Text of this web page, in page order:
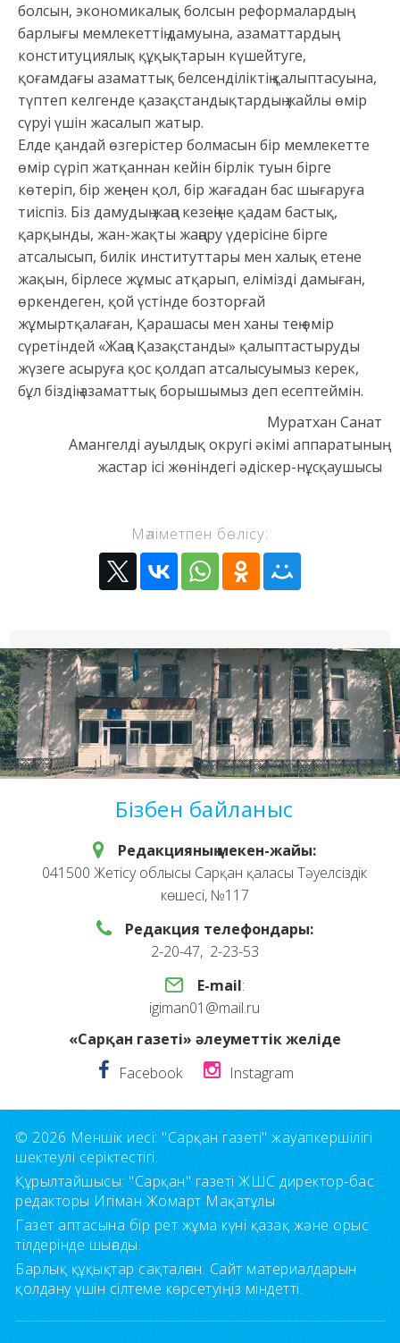
болсын, экономикалық болсын реформалардың
барлығы мемлекеттің дамуына, азаматтардың
конституциялық құқықтарын күшейтуге,
қоғамдағы азаматтық белсенділіктің қалыптасуына,
түптеп келгенде қазақстандықтардың жайлы өмір
сүруі үшін жасалып жатыр.
Елде қандай өзгерістер болмасын бір мемлекетте
өмір сүріп жатқаннан кейін бірлік туын бірге
көтеріп, бір жеңнен қол, бір жағадан бас шығаруға
тиіспіз. Біз дамудың жаңа кезеңіне қадам бастық,
қарқынды, жан-жақты жаңару үдерісіне бірге
атсалысып, билік институттары мен халық етене
жақын, бірлесе жұмыс атқарып, елімізді дамыған,
өркендеген, қой үстінде бозторғай
жұмыртқалаған, Қарашасы мен ханы тең өмір
сүретіндей «Жаңа Қазақстанды» қалыптастыруды
жүзеге асыруға қос қолдап атсалысуымыз керек,
бұл біздің азаматтық борышымыз деп есептеймін.
Муратхан Санат
Амангелді ауылдық округі әкімі аппаратының
жастар ісі жөніндегі әдіскер-нұсқаушысы
Мәліметпен бөлісу:
Бізбен байланыс
Редакцияның мекен-жайы:
041500 Жетісу облысы Сарқан қаласы Тәуелсіздік
көшесі, №117
Редакция телефондары:
2-20-47, 2-23-53
E-mail:
igiman01@mail.ru
«Сарқан газеті» әлеуметтік желіде
Facebook
Instagram
© 2026 Меншік иесі: "Сарқан газеті" жауапкершілігі
шектеулі серіктестігі.
Құрылтайшысы: "Сарқан" газеті ЖШС директор-бас
редакторы Игіман Жомарт Мақатұлы
Газет аптасына бір рет жұма күні қазақ және орыс
тілдерінде шығады.
Барлық құқықтар сақталған. Сайт материалдарын
қолдану үшін сілтеме көрсетуіңіз міндетті.